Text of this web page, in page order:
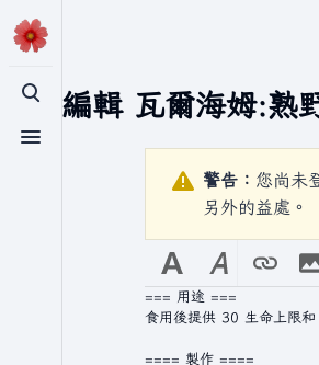
切換搜尋
切換選單
正在編輯 瓦爾海姆:熟
警告： 您尚未
另外的益處。